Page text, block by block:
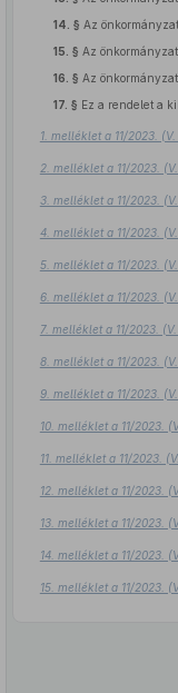
14. § Az
15. § Az
16. § Az
17. § Ez a rendelet a
1. melléklet a 11/2023.
2. melléklet a 11/2023.
3. melléklet a 11/2023.
4. melléklet a 11/2023.
5. melléklet a 11/2023.
6. melléklet a 11/2023.
7. melléklet a 11/2023.
8. melléklet a 11/2023.
9. melléklet a 11/2023.
10. melléklet a 11/2023.
11. melléklet a 11/2023.
12. melléklet a 11/2023.
13. melléklet a 11/2023.
14. melléklet a 11/2023.
15. melléklet a 11/2023.